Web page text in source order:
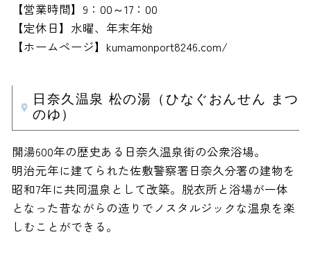
【営業時間】9：00～17：00
【定休日】水曜、年末年始
【ホームページ】kumamonport8246.com/
日奈久温泉 松の湯（ひなぐおんせん まつ
のゆ）
開湯600年の歴史ある日奈久温泉街の公衆浴場。
明治元年に建てられた佐敷警察署日奈久分署の建物を
昭和7年に共同温泉として改築。脱衣所と浴場が一体
となった昔ながらの造りでノスタルジックな温泉を楽
しむことができる。